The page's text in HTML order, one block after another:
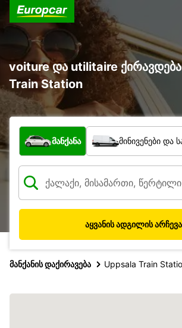
voiture და utilitaire
Train Station
რა ტიპის ავტომობილი?
მანქანა მინივენები და
აყვანის ადგილის არჩევა
მანქანის დაქირავება Uppsala Train